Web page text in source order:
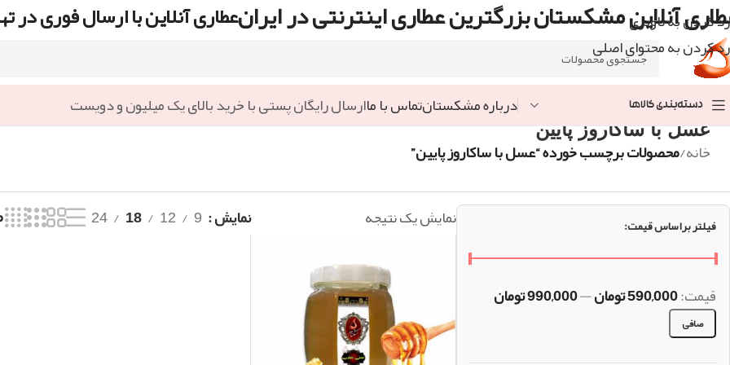
رد کردن به ناوبری
رد کردن به محتوای اصلی
آنلاین مشکستان بزرگترین عطاری اینترنتی در ایرانعطاری آنلاین با ارسال فوری در
دسته‌بندی کالاها درباره مشکستانتماس با ماارسال رایگان پستی با خرید بالای یک میلیون و دویست
عسل با ساکاروز پایین
خانه/محصولات برچسب خورده “عسل با ساکاروز پایین”
فیلتر براساس قیمت:
صافی
قيمت:590,000 تومان —990,000 تومان
نمایش یک نتیجه نمایش 9
12
18
24